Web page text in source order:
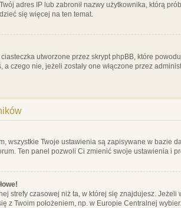
adres IP lub zabronił nazwy użytkownika, którą
się więcej na ten temat.
ciasteczka utworzone przez skrypt phpBB, które
a czego nie, jeżeli zostały one włączone przez
wszystkie Twoje ustawienia są zapisywane w bazie
Ten panel pozwoli Ci zmienić swoje ustawienia i
strefy czasowej niż ta, w której się znajdujesz.
z Twoim położeniem, np. w Europie Centralnej